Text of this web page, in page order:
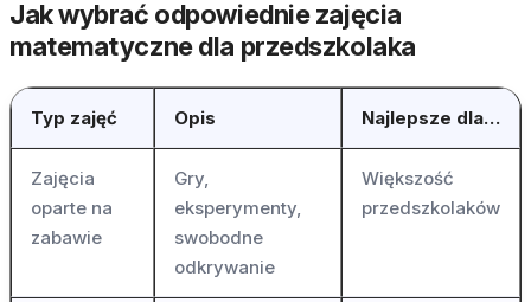
Jak wybrać odpowiednie zajęcia
matematyczne dla przedszkolaka
Typ zajęć Opis Najlepsze dla…
Zajęcia
oparte na
zabawie
Gry,
eksperymenty,
swobodne
odkrywanie
Większość
przedszkolaków